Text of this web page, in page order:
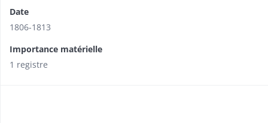
Date
1806-1813
Importance matérielle
1 registre